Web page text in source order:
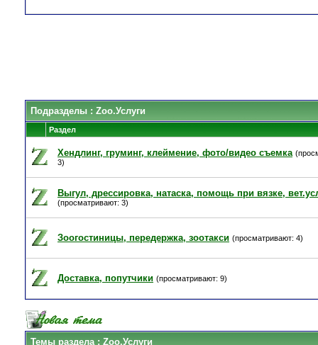
Подразделы : Zoo.Услуги
Раздел
Хендлинг, груминг, клеймение, фото/видео съемка
3)
Выгул, дрессировка, натаска, помощь при вязке,
(просматривают: 3)
Зоогостиницы, передержка, зоотакси (просматривают: 4)
Доставка, попутчики (просматривают: 9)
Темы раздела: Zoo.Услуги